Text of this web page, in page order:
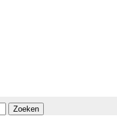
Zoeken